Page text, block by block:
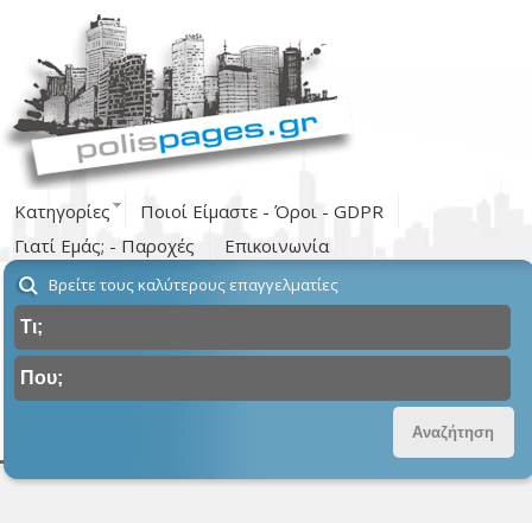
Κατηγορίες
Ποιοί Είμαστε - Όροι - GDPR
Γιατί Εμάς; - Παροχές
Επικοινωνία
Βρείτε τους καλύτερους επαγγελματίες